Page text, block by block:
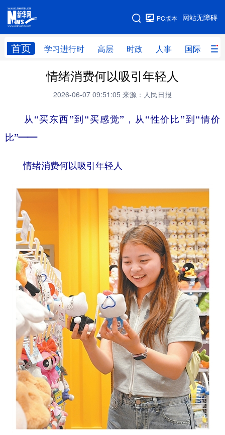
网站无障碍
PC版本
首页 学习进行时 高层 时政 人事 国际 财
网站地图
学习进行时 高层 时政
财经 网评
台湾 思客智库 全球连线 教育
科技
文化 书画
食品 信息化 数字经济
学术中国 银龄 溯源中国
城市 能源 会展
彩票 时尚 悦读
一带一路 亚太网 上市公司
文化产业
地方频道
北京 河北 山西
上海 江苏
安徽
情绪消费何以吸引年轻人
2026-06-07 09:51:05 来源：人民日报
从“买东西”到“买感觉”，从“性价比”到“情价
比”——
情绪消费何以吸引年轻人